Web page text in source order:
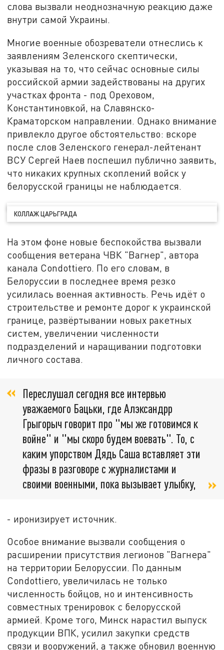
слова вызвали неоднозначную реакцию даже
внутри самой Украины.
Многие военные обозреватели отнеслись к
заявлениям Зеленского скептически,
указывая на то, что сейчас основные силы
российской армии задействованы на других
участках фронта - под Ореховом,
Константиновкой, на Славянско-
Краматорском направлении. Однако внимание
привлекло другое обстоятельство: вскоре
после слов Зеленского генерал-лейтенант
ВСУ Сергей Наев поспешил публично заявить,
что никаких крупных скоплений войск у
белорусской границы не наблюдается.
КОЛЛАЖ ЦАРЬГРАДА
На этом фоне новые беспокойства вызвали
сообщения ветерана ЧВК "Вагнер", автора
канала Condottiero. По его словам, в
Белоруссии в последнее время резко
усилилась военная активность. Речь идёт о
строительстве и ремонте дорог к украинской
границе, развёртывании новых ракетных
систем, увеличении численности
подразделений и наращивании подготовки
личного состава.
Переслушал сегодня все интервью
уважаемого Бацьки, где Алэксандрр
Грыгорыч говорит про "мы же готовимся к
войне" и "мы скоро будем воевать". То, с
каким упорством Дядь Саша вставляет эти
фразы в разговоре с журналистами и
своими военными, пока вызывает улыбку,
- иронизирует источник.
Особое внимание вызвали сообщения о
расширении присутствия легионов "Вагнера"
на территории Белоруссии. По данным
Condottiero, увеличилась не только
численность бойцов, но и интенсивность
совместных тренировок с белорусской
армией. Кроме того, Минск нарастил выпуск
продукции ВПК, усилил закупки средств
связи и вооружений, а также обновил военную